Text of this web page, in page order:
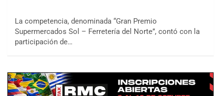
La competencia, denominada “Gran Premio
Supermercados Sol – Ferretería del Norte”, contó con la
participación de…